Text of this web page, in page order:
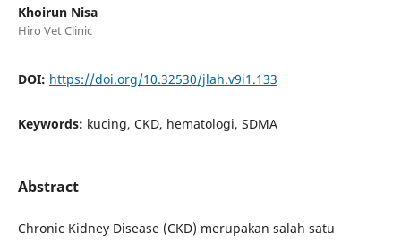
Khoirun Nisa
Hiro Vet Clinic
DOI: https://doi.org/10.32530/jlah.v9i1.133
Keywords: kucing, CKD, hematologi, SDMA
Abstract
Chronic Kidney Disease (CKD) merupakan salah satu